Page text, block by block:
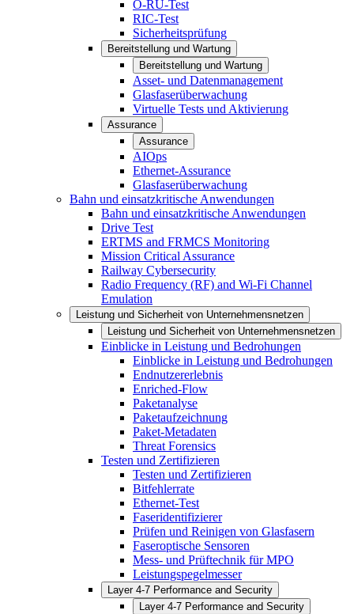
O-RU-Test
RIC-Test
Sicherheitsprüfung
Bereitstellung und Wartung
Bereitstellung und Wartung
Asset- und Datenmanagement
Glasfaserüberwachung
Virtuelle Tests und Aktivierung
Assurance
Assurance
AIOps
Ethernet-Assurance
Glasfaserüberwachung
Bahn und einsatzkritische Anwendungen
Bahn und einsatzkritische Anwendungen
Drive Test
ERTMS and FRMCS Monitoring
Mission Critical Assurance
Railway Cybersecurity
Radio Frequency (RF) and Wi-Fi Channel
Emulation
Leistung und Sicherheit von Unternehmensnetzen
Leistung und Sicherheit von Unternehmensnetzen
Einblicke in Leistung und Bedrohungen
Einblicke in Leistung und Bedrohungen
Endnutzererlebnis
Enriched-Flow
Paketanalyse
Paketaufzeichnung
Paket-Metadaten
Threat Forensics
Testen und Zertifizieren
Testen und Zertifizieren
Bitfehlerrate
Ethernet-Test
Faseridentifizierer
Prüfen und Reinigen von Glasfasern
Faseroptische Sensoren
Mess- und Prüftechnik für MPO
Leistungspegelmesser
Layer 4-7 Performance and Security
Layer 4-7 Performance and Security